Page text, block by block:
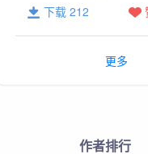
下载 212
更多
作者排行